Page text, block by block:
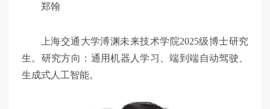
郑翰
上海交通大学溥渊未来技术学院2025级博士研究
生。研究方向：通用机器人学习、端到端自动驾驶、
生成式人工智能。